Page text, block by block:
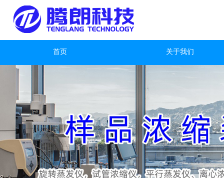
首页 关于我们